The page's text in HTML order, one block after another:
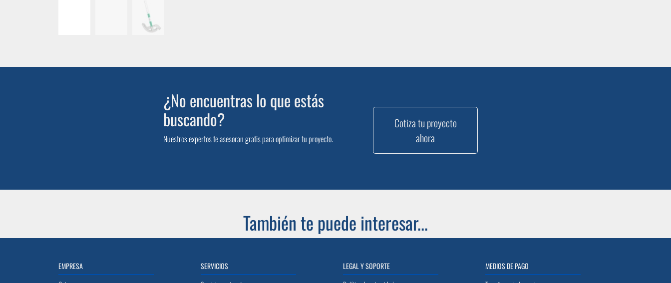
¿No encuentras lo que estás
buscando?
Nuestros expertos te asesoran gratis para optimizar tu proyecto.
Cotiza tu proyecto
ahora
También te puede interesar...
EMPRESA
SERVICIOS
LEGAL Y SOPORTE
MEDIOS DE PAGO